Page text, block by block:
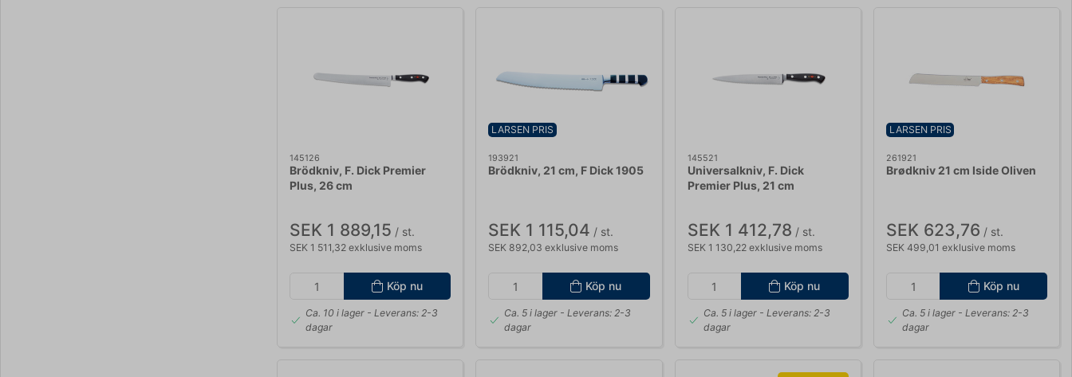
145126
Brödkniv, F. Dick Premier
Plus, 26 cm
SEK 1 889,15 / st.
SEK 1 511,32 exklusive moms
Köp nu
Ca. 10 i lager- Leverans: 2-3
dagar
LARSEN PRIS
193921
Brödkniv, 21 cm, F Dick 1905
SEK 1 115,04 / st.
SEK 892,03 exklusive moms
Köp nu
Ca. 5 i lager - Leverans: 2-3
dagar
145521
Universalkniv, F. Dick
Premier Plus, 21 cm
SEK 1 412,78 / st.
SEK 1 130,22 exklusive moms
Köp nu
Ca. 5 i lager- Leverans: 2-3
dagar
LARSEN PRIS
261921
Brødkniv 21 cm Iside Oliven
SEK 623,76 / st.
SEK 499,01 exklusive moms
Köp nu
Ca. 5 i lager- Leverans: 2-3
dagar